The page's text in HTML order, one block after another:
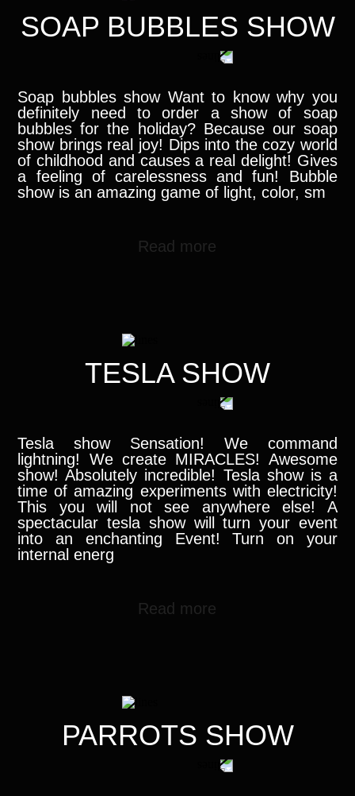
SOAP BUBBLES SHOW
Soap bubbles show Want to know why you
definitely need to order a show of soap
bubbles for the holiday? Because our soap
show brings real joy! Dips into the cozy world
of childhood and causes a real delight! Gives
a feeling of carelessness and fun! Bubble
show is an amazing game of light, color, sm
Read more
TESLA SHOW
Tesla show Sensation! We command
lightning! We create MIRACLES! Awesome
show! Absolutely incredible! Tesla show is a
time of amazing experiments with electricity!
This you will not see anywhere else! A
spectacular tesla show will turn your event
into an enchanting Event! Turn on your
internal energ
Read more
PARROTS SHOW